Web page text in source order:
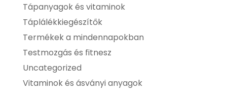
Tápanyagok és vitaminok
Táplálékkiegészítők
Termékek a mindennapokban
Testmozgás és fitnesz
Uncategorized
Vitaminok és ásványi anyagok